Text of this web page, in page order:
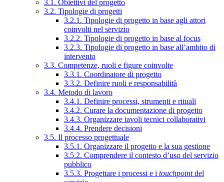
3.1. Obiettivi del progetto
3.2. Tipologie di progetti
3.2.1. Tipologie di progetto in base agli attori
coinvolti nel servizio
3.2.2. Tipologie di progetto in base al focus
3.2.3. Tipologie di progetto in base all’ambito di
intervento
3.3. Competenze, ruoli e figure coinvolte
3.3.1. Coordinatore di progetto
3.3.2. Definire ruoli e responsabilità
3.4. Metodo di lavoro
3.4.1. Definire processi, strumenti e rituali
3.4.2. Curare la documentazione di progetto
3.4.3. Organizzare tavoli tecnici collaborativi
3.4.4. Prendere decisioni
3.5. Il processo progettuale
3.5.1. Organizzare il progetto e la sua gestione
3.5.2. Comprendere il contesto d’uso del servizio
pubblico
3.5.3. Progettare i processi e i touchpointdel